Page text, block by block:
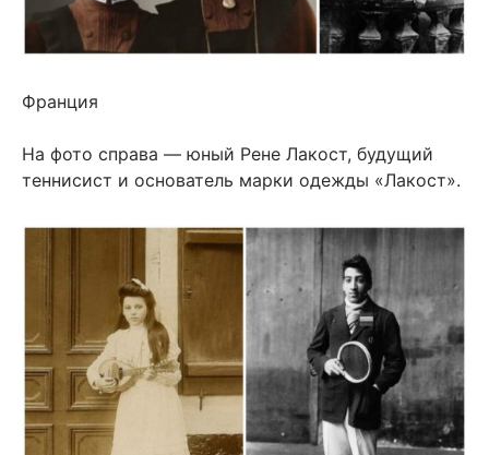
Франция
На фото справа — юный Рене Лакост, будущий
теннисист и основатель марки одежды «Лакост».